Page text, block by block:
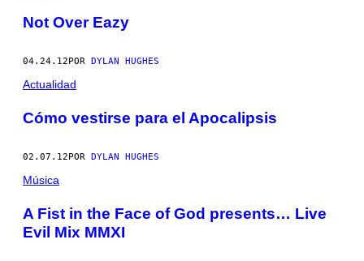
Not Over Eazy
04.24.12POR DYLAN HUGHES
Actualidad
Cómo vestirse para el Apocalipsis
02.07.12POR DYLAN HUGHES
Música
A Fist in the Face of God presents… Live
Evil Mix MMXI